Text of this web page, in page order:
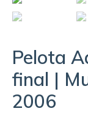
Pelota
final |
2006